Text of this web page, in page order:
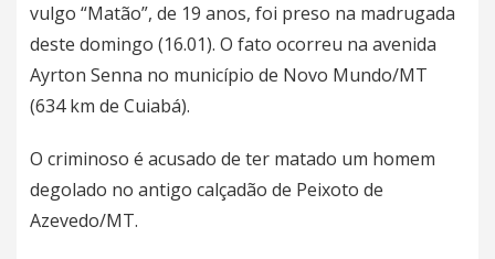
vulgo “Matão”, de 19 anos, foi preso na madrugada
deste domingo (16.01). O fato ocorreu na avenida
Ayrton Senna no município de Novo Mundo/MT
(634 km de Cuiabá).
O criminoso é acusado de ter matado um homem
degolado no antigo calçadão de Peixoto de
Azevedo/MT.